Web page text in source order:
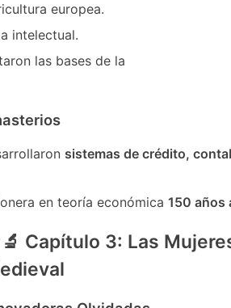
europea.
intelectual.
las bases de la
sistemas de crédito,
en teoría económica150 años
Capítulo 3: Las